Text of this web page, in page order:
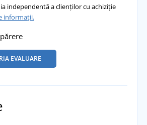
independentă a clienților cu achiziție
informații.
EVALUARE